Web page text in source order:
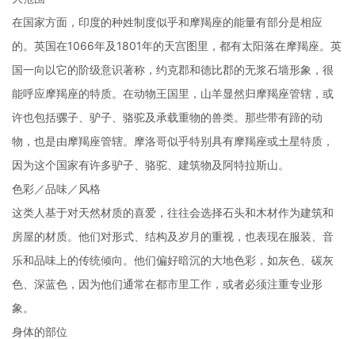
在国家方面，印度的种姓制度似乎和摩羯座的能量有部分是相应
的。英国在1066年及1801年的天宫图里，都有太阳落在摩羯座。英
国一向以它的阶级意识著称，约克郡和德比郡的无浆石墙形象，很
能呼应摩羯座的特质。在动物王国里，山羊显然归摩羯座管辖，或
许也包括骡子、驴子、骆驼及承载重物的兽类。那些带有蹄的动
物，也是由摩羯座管辖。摩洛哥似乎特别具有摩羯座或土星特质，
因为这个国家有许多驴子、骆驼、建筑物及阿特拉斯山。
色彩／品味／风格
这类人基于对天然材质的喜爱，往往会选择石头和木材作为建筑和
房屋的材质。他们对形式、结构及岁月的重视，也表现在服装、音
乐和品味上的传统倾向。他们偏好暗沉的大地色彩，如灰色、碳灰
色、深蓝色，因为他们通常在都市里工作，或者必须注重专业形
象。
身体的部位